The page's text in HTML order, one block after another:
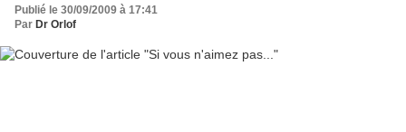
Publié le 30/09/2009 à 17:41
Par Dr Orlof